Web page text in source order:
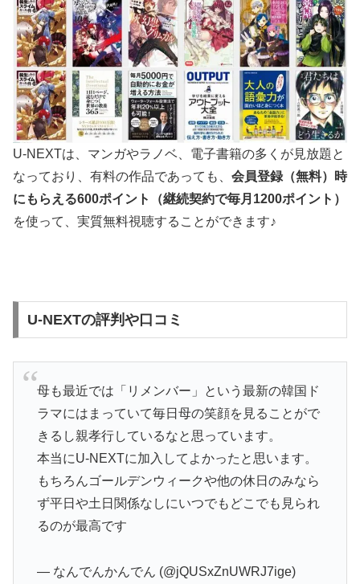
U-NEXTは、マンガやラノベ、電子書籍の多くが見放題と
なっており、有料の作品であっても、 会員登録（無料）時
にもらえる600ポイント（継続契約で毎月 1200ポイント）
を使って、実質無料視聴することができます♪
U-NEXTの評判や口コミ
母も最近では「リメンバー」という最新の韓国ド
ラマにはまっていて毎日母の笑顔を見ることがで
きるし親孝行しているなと思っています。
本当にU-NEXTに加入してよかったと思います。
もちろんゴールデンウィークや他の休日のみなら
ず平日や土日関係なしにいつでもどこでも見られ
るのが最高です
— なんでんかんでん (@jQUSxZnUWRJ7ige)